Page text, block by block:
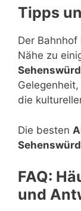
Tipps
Der Bahnhof
Nähe zu
die
Die besten
FAQ:
und